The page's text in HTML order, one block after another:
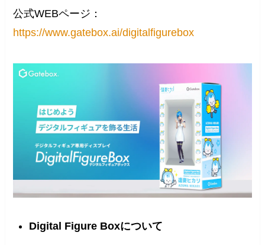
公式WEBページ：
https://www.gatebox.ai/digitalfigurebox
Digital Figure Boxについて